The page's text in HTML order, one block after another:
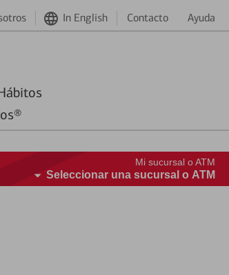
In English Contacto Ayuda
Mi sucursal o ATM
Seleccionar una sucursal o ATM